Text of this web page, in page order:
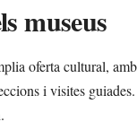
museus
oferta cultural,
i visites